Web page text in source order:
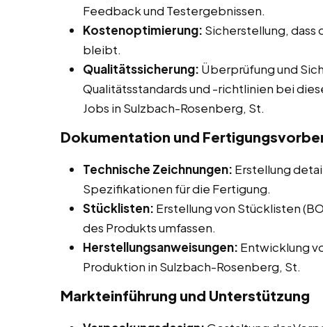
Feedback und Testergebnissen.
Kostenoptimierung: Sicherstellung, dass
bleibt.
Qualitätssicherung: Überprüfung und
Qualitätsstandards und -richtlinien bei
Jobs in Sulzbach-Rosenberg, St.
Dokumentation und
Technische Zeichnungen: Erstellung
Spezifikationen für die Fertigung.
Stücklisten: Erstellung von Stücklisten
des Produkts umfassen.
Herstellungsanweisungen: Entwicklung
Produktion in Sulzbach-Rosenberg, St.
Markteinführung und Unterstützung